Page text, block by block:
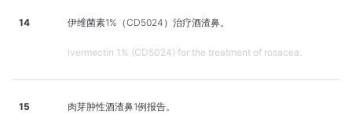
14 伊维菌素1%（CD5024）治疗酒渣鼻。
Ivermectin 1% (CD5024) for the treatment of rosacea.
15 肉芽肿性酒渣鼻1例报告。